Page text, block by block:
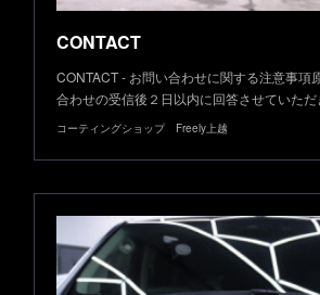
CONTACT
CONTACT - お問い合わせに関する注意事項
合わせの受信後２日以内に回答させていた
コーティングショップ Freely上越